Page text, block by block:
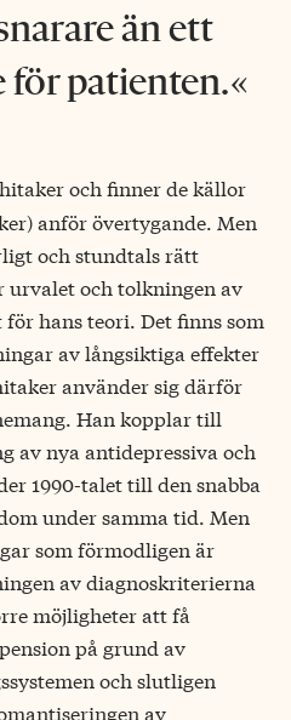
än ett
patienten.
och finner de källor
anför övertygande. Men
och stundtals rätt
urvalet och tolkningen av
hans teori. Det finns som
av långsiktiga effekter
använder sig därför
Han kopplar till
av nya antidepressiva och
1990-talet till den snabba
under samma tid. Men
som förmodligen är
av diagnoskriterierna
möjligheter att få
på grund av
och slutligen
av